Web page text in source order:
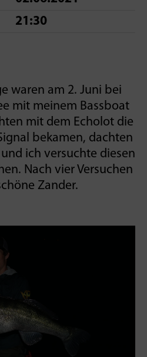
21:30
waren am 2. Juni bei
mit meinem Bassboat
mit dem Echolot die
bekamen, dachten
ich versuchte diesen
Nach vier Versuchen
Zander.